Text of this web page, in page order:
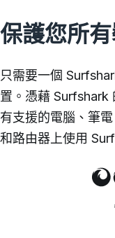
保護您所
只需要一個
置。憑藉 Surfshark
有支援的電腦、筆
和路由器上使用